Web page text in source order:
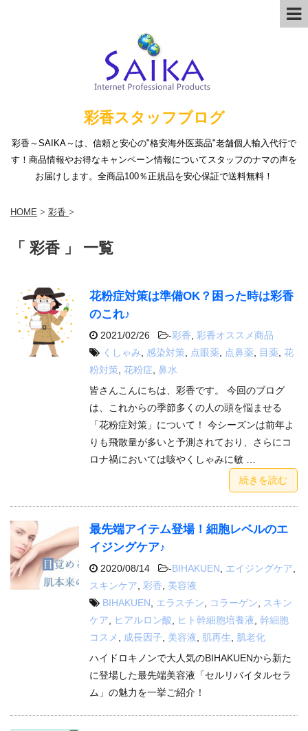
彩香スタッフブログ
彩香～SAIKA～は、信頼と安心の"格安海外医薬品"老舗個人輸入代行で
す！商品情報やお得なキャンペーン情報についてスタッフのナマの声を
お届けします。全商品100％正規品を安心保証で送料無料！
HOME > 彩香 >
「 彩香 」 一覧
花粉症対策は準備OK？困った時は彩香
のこれ♪
2021/02/26 -彩香
彩香オススメ商品
くしゃみ
感染対策 点眼薬 点鼻薬 目薬 花
粉対策 花粉症 鼻水
皆さんこんにちは、彩香です。 今回のブログ
は、これからの季節多くの人の頭を悩ませる
「花粉症対策」について！ 今シーズンは前年よ
りも飛散量が多いと予測されており、さらにコ
ロナ禍においては咳やくしゃみに敏 …
続きを読む
最先端アイテム登場！細胞レベルのエ
イジングケア♪
2020/08/14 -BIHAKUEN エイジングケア
スキンケア
彩香
美容液
BIHAKUEN
エラスチン コラーゲン
スキン
ケア
ヒアルロン酸 ヒト幹細胞培養液 幹細胞
コスメ
成長因子 美容液 肌再生
肌老化
ハイドロキノンで大人気のBIHAKUENから新た
に登場した最先端美容液「セルリバイタルセラ
ム」の魅力を一挙ご紹介！